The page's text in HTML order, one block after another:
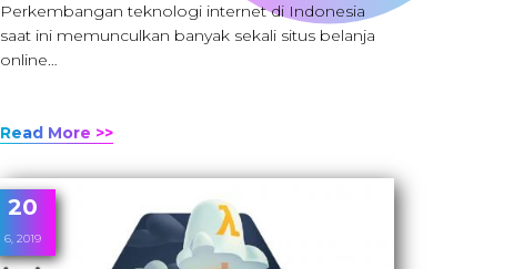
Perkembangan teknologi internet di Indonesia
saat ini memunculkan banyak sekali situs belanja
online…
Read More >>
20
6, 2019